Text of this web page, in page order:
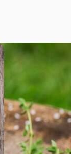
Начать
Academy
Документация
Пакету ИИ
Служба